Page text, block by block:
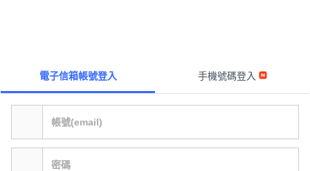
電子信箱帳號登入 手機號碼登入